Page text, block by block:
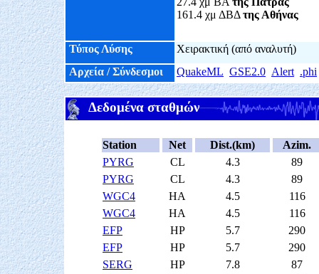
161.4 χμ ΔΒΔτης Αθήνας
Τύπος Λύσης
Χειρακτική (από αναλυτή)
Αρχεία / Σύνδεσμοι
QuakeML GSE2.0 Alert .phi
Δεδομένα σταθμών
Station Net Dist.(km)
Azim.
PYRG
CL 4.3
89
PYRG
CL 4.3
89
WGC4
HA 4.5
116
WGC4
HA 4.5
116
EFP
HP 5.7
290
EFP
HP 5.7
290
SERG
HP 7.8
87